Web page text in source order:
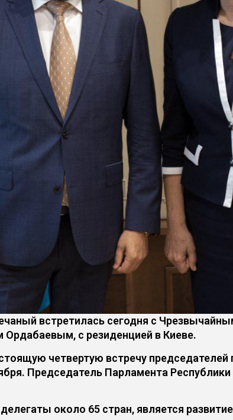
встретилась сегодня с
с резиденцией в Киеве.
четвертую встречу председателей
Председатель Парламента
около 65 стран, является